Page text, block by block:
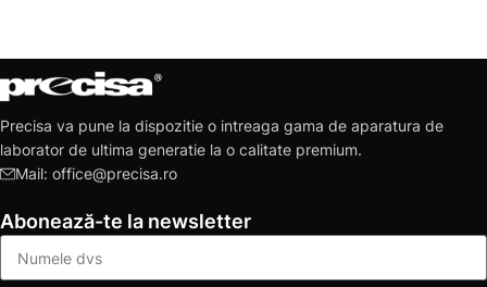
Precisa va pune la dispozitie o intreaga gama de aparatura de
laborator de ultima generatie la o calitate premium.
Mail: office@precisa.ro
Abonează-te la newsletter